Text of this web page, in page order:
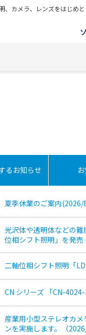
カメラ、レンズをはじめ
るお知らせ
夏季休業のご案内
光沢体や透明体などの
位相シフト照明」を発売
二軸位相シフト照明「
CN シリーズ 「CN-
産業用小型ステレオカ
ンを実施します。（